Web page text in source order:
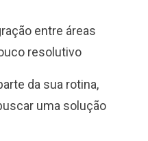
entre áreas
resolutivo
da sua rotina,
uma solução